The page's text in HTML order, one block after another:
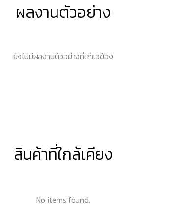
ผลงานตัวอย่าง
ยังไม่มีผลงานตัวอย่างที่เกี่ยวข้อง
สินค้าที่ใกล้เคียง
No items found.